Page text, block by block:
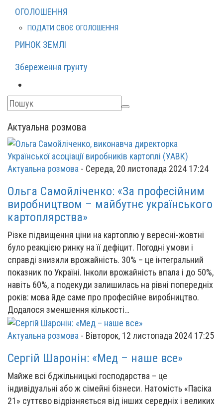
ОГОЛОШЕННЯ
ПОДАТИ СВОЄ ОГОЛОШЕННЯ
РИНОК ЗЕМЛІ
Збереження грунту
Актуальна розмова
Актуальна розмова - Середа, 20 листопада 2024 17:24
Ольга Самойліченко: «За професійним
виробництвом – майбутнє українського
картоплярства»
Різке підвищення ціни на картоплю у вересні-жовтні
було реакцією ринку на її дефіцит. Погодні умови і
справді знизили врожайність. 30% – це інтегральний
показник по Україні. Інколи врожайність впала і до 50%,
навіть 60%, а подекуди залишилась на рівні попередніх
років: мова йде саме про професійне виробництво.
Додалося зменшення кількості…
Актуальна розмова - Вівторок, 12 листопада 2024 17:25
Сергій Шаронін: «Мед – наше все»
Майже всі бджільницькі господарства – це
індивідуальні або ж сімейні бізнеси. Натомість «Пасіка
21» суттєво відрізняється від інших середніх і великих